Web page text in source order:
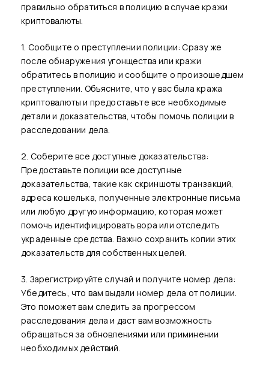
правильно обратиться в полицию в случае кражи
криптовалюты.
1. Сообщите о преступлении полиции: Сразу же
после обнаружения угонщества или кражи
обратитесь в полицию и сообщите о произошедшем
преступлении. Объясните, что у вас была кража
криптовалюты и предоставьте все необходимые
детали и доказательства, чтобы помочь полиции в
расследовании дела.
2. Соберите все доступные доказательства:
Предоставьте полиции все доступные
доказательства, такие как скриншоты транзакций,
адреса кошелька, полученные электронные письма
или любую другую информацию, которая может
помочь идентифицировать вора или отследить
украденные средства. Важно сохранить копии этих
доказательств для собственных целей.
3. Зарегистрируйте случай и получите номер дела:
Убедитесь, что вам выдали номер дела от полиции.
Это поможет вам следить за прогрессом
расследования дела и даст вам возможность
обращаться за обновлениями или приминении
необходимых действий.